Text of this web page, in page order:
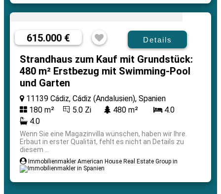
615.000 € Details
Strandhaus zum Kauf mit Grundstück:
480 m² Erstbezug mit Swimming-Pool
und Garten
11139 Cádiz, Cádiz (Andalusien), Spanien
180 m²
5.0 Zi 480 m²
4.0
4.0
Wenn Sie eine Magazinvilla wünschen, haben wir Ihre.
Erbaut in erster Qualität, fehlt es nicht an Details zu
diesem ...
Immobilienmakler American House Real Estate Group in